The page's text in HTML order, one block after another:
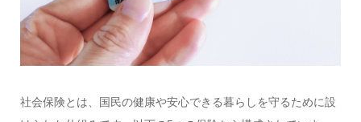
社会保険とは、国民の健康や安心できる暮らしを守るために設